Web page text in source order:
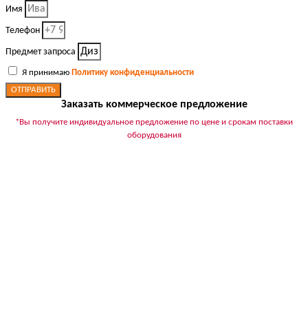
Имя
Телефон
Предмет запроса
Я принимаю Политику конфиденциальности
ОТПРАВИТЬ
Заказать коммерческое предложение
*Вы получите индивидуальное предложение по цене и срокам поставки
оборудования